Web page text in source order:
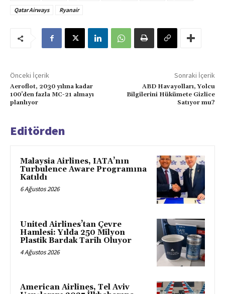
Qatar Airways
Ryanair
Önceki İçerik
Aeroflot, 2030 yılına kadar
100’den fazla MC-21 almayı
planlıyor
Sonraki İçerik
ABD Havayolları, Yolcu
Bilgilerini Hükümete Gizlice
Satıyor mu?
Editörden
Malaysia Airlines, IATA’nın
Turbulence Aware Programına
Katıldı
6 Ağustos 2026
United Airlines’tan Çevre
Hamlesi: Yılda 250 Milyon
Plastik Bardak Tarih Oluyor
4 Ağustos 2026
American Airlines, Tel Aviv